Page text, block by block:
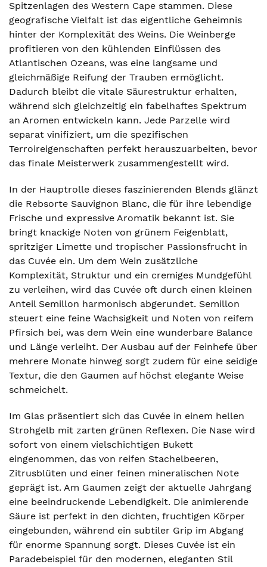
Spitzenlagen des Western Cape stammen. Diese
geografische Vielfalt ist das eigentliche Geheimnis
hinter der Komplexität des Weins. Die Weinberge
profitieren von den kühlenden Einflüssen des
Atlantischen Ozeans, was eine langsame und
gleichmäßige Reifung der Trauben ermöglicht.
Dadurch bleibt die vitale Säurestruktur erhalten,
während sich gleichzeitig ein fabelhaftes Spektrum
an Aromen entwickeln kann. Jede Parzelle wird
separat vinifiziert, um die spezifischen
Terroireigenschaften perfekt herauszuarbeiten, bevor
das finale Meisterwerk zusammengestellt wird.
In der Hauptrolle dieses faszinierenden Blends glänzt
die Rebsorte Sauvignon Blanc, die für ihre lebendige
Frische und expressive Aromatik bekannt ist. Sie
bringt knackige Noten von grünem Feigenblatt,
spritziger Limette und tropischer Passionsfrucht in
das Cuvée ein. Um dem Wein zusätzliche
Komplexität, Struktur und ein cremiges Mundgefühl
zu verleihen, wird das Cuvée oft durch einen kleinen
Anteil Semillon harmonisch abgerundet. Semillon
steuert eine feine Wachsigkeit und Noten von reifem
Pfirsich bei, was dem Wein eine wunderbare Balance
und Länge verleiht. Der Ausbau auf der Feinhefe über
mehrere Monate hinweg sorgt zudem für eine seidige
Textur, die den Gaumen auf höchst elegante Weise
schmeichelt.
Im Glas präsentiert sich das Cuvée in einem hellen
Strohgelb mit zarten grünen Reflexen. Die Nase wird
sofort von einem vielschichtigen Bukett
eingenommen, das von reifen Stachelbeeren,
Zitrusblüten und einer feinen mineralischen Note
geprägt ist. Am Gaumen zeigt der aktuelle Jahrgang
eine beeindruckende Lebendigkeit. Die animierende
Säure ist perfekt in den dichten, fruchtigen Körper
eingebunden, während ein subtiler Grip im Abgang
für enorme Spannung sorgt. Dieses Cuvée ist ein
Paradebeispiel für den modernen, eleganten Stil